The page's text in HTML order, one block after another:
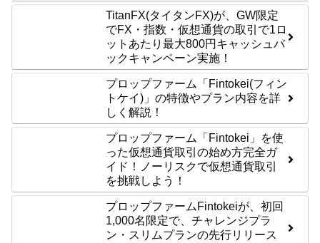
TitanFX(タイタンFX)が、GW限定
でFX・指数・仮想通貨の取引で1ロ
ットあたり最大800円キャッシュバ
ックキャンペーン実施！
プロップファーム「Fintokei(フィン
トケイ)」の特徴やプラン内容を詳
しく解説！
プロップファーム「Fintokei」を使
った仮想通貨取引の始め方完全ガ
イド！ノーリスクで仮想通貨取引
を挑戦しよう！
プロップファームFintokeiが、初回
1,000名限定で、チャレンジプラ
ン・スリムプランの先行リリース